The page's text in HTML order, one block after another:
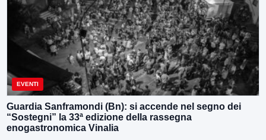
EVENTI
Guardia Sanframondi (Bn): si accende nel segno dei
“Sostegni” la 33ª edizione della rassegna
enogastronomica Vinalia